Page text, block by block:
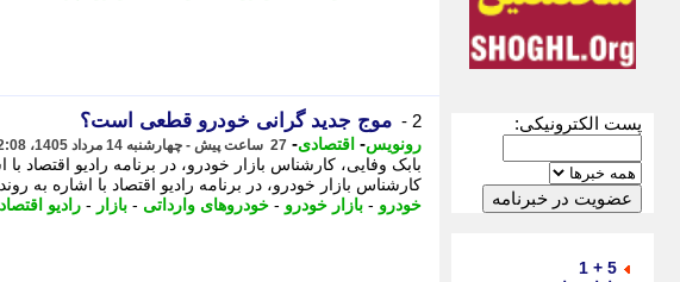
پست الکترونیکی:
5 + 1
2 - موج جدید گرانی خودرو قطعی است؟
رونویس- اقتصادی- 27 ساعت پیش - چهارشنبه 14 مرداد 1405، 12:08
بابک وفایی، کارشناس بازار خودرو، در برنامه رادیو
کارشناس بازار خودرو، در برنامه رادیو اقتصاد با اشاره به
خودرو - بازار خودرو - خودروهای وارداتی - بازار - رادیو اقتصاد